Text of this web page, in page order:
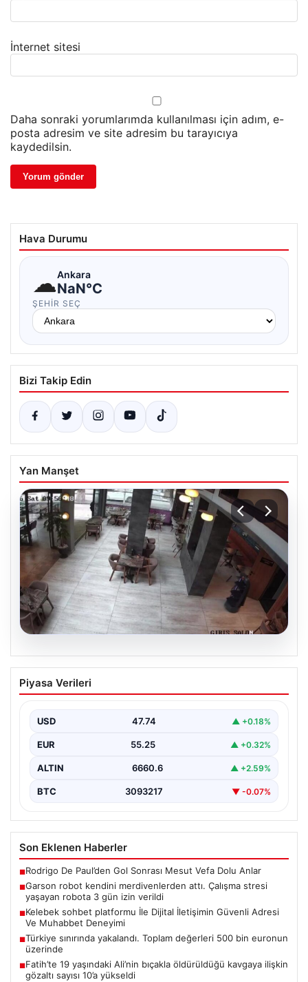
İnternet sitesi
Daha sonraki yorumlarımda kullanılması için adım, e-
posta adresim ve site adresim bu tarayıcıya
kaydedilsin.
Hava Durumu
☁Ankara
NaN°C
ŞEHIR SEÇ
Bizi Takip Edin
Yan Manşet
08.08.2026
Garson robot kendini merdivenlerden
attı. Çalışma stresi yaşayan robota 3
Piyasa Verileri
USD 47.74 ▲ +0.18%
EUR 55.25 ▲ +0.32%
ALTIN 6660.6 ▲ +2.59%
BTC 3093217 ▼ -0.07%
Son Eklenen Haberler
■Rodrigo De Paul’den Gol Sonrası Mesut Vefa Dolu Anlar
■Garson robot kendini merdivenlerden attı. Çalışma stresi
yaşayan robota 3 gün izin verildi
■Kelebek sohbet platformu İle Dijital İletişimin Güvenli Adresi
Ve Muhabbet Deneyimi
■Türkiye sınırında yakalandı. Toplam değerleri 500 bin euronun
üzerinde
■Fatih’te 19 yaşındaki Ali’nin bıçakla öldürüldüğü kavgaya ilişkin
gözaltı sayısı 10’a yükseldi